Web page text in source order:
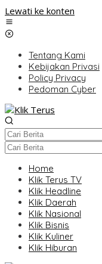
Lewati ke konten
Tentang Kami
Kebijakan Privasi
Policy Privacy
Pedoman Cyber
Home
Klik Terus TV
Klik Headline
Klik Daerah
Klik Nasional
Klik Bisnis
Klik Kuliner
Klik Hiburan